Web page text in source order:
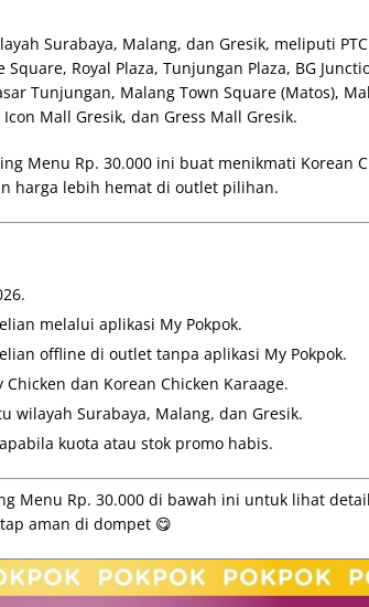
Surabaya, Malang, dan Gresik, meliputi
Royal Plaza, Tunjungan Plaza, BG
Tunjungan, Malang Town Square (Matos),
Mall Gresik, dan Gress Mall Gresik.
Menu Rp. 30.000 ini buat menikmati Korean
harga lebih hemat di outlet pilihan.
melalui aplikasi My Pokpok.
offline di outlet tanpa aplikasi My Pokpok.
dan Korean Chicken Karaage.
wilayah Surabaya, Malang, dan Gresik.
kuota atau stok promo habis.
Menu Rp. 30.000 di bawah ini untuk lihat
aman di dompet 😋